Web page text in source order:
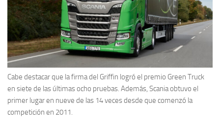
Cabe destacar que la firma del Griffin logró el premio Green Truck
en siete de las últimas ocho pruebas. Además, Scania obtuvo el
primer lugar en nueve de las 14 veces desde que comenzó la
competición en 2011.